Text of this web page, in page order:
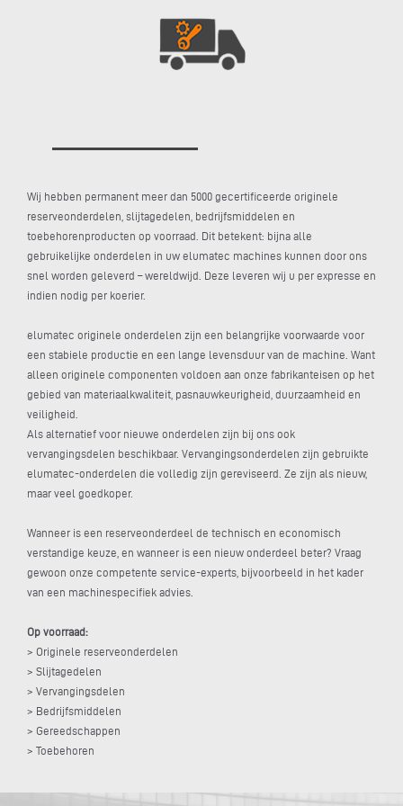
Wij hebben permanent meer dan 5000 gecertificeerde originele
reserveonderdelen, slijtagedelen, bedrijfsmiddelen en
toebehorenproducten op voorraad. Dit betekent: bijna alle
gebruikelijke onderdelen in uw elumatec machines kunnen door ons
snel worden geleverd – wereldwijd. Deze leveren wij u per expresse en
indien nodig per koerier.
elumatec originele onderdelen zijn een belangrijke voorwaarde voor
een stabiele productie en een lange levensduur van de machine. Want
alleen originele componenten voldoen aan onze fabrikanteisen op het
gebied van materiaalkwaliteit, pasnauwkeurigheid, duurzaamheid en
veiligheid.
Als alternatief voor nieuwe onderdelen zijn bij ons ook
vervangingsdelen beschikbaar. Vervangingsonderdelen zijn gebruikte
elumatec-onderdelen die volledig zijn gereviseerd. Ze zijn als nieuw,
maar veel goedkoper.
Wanneer is een reserveonderdeel de technisch en economisch
verstandige keuze, en wanneer is een nieuw onderdeel beter? Vraag
gewoon onze competente service-experts, bijvoorbeeld in het kader
van een machinespecifiek advies.
Op voorraad:
> Originele reserveonderdelen
> Slijtagedelen
> Vervangingsdelen
> Bedrijfsmiddelen
> Gereedschappen
> Toebehoren